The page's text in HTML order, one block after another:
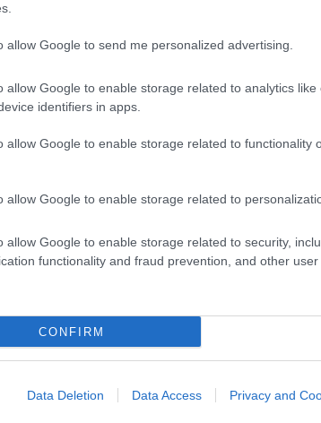
allow Google to send me personalized advertising.
allow Google to enable storage related to analytics like
identifiers in apps.
allow Google to enable storage related to functionality
allow Google to enable storage related to
allow Google to enable storage related to security,
functionality and fraud prevention, and other user
CONFIRM
Data Deletion Data Access Privacy and
venduto le loro riserve di Bitcoin per
i bilanci.
di redditività da mining di Bitcoin
i margini di guadagno non sono mai
comunque una attività redditizia
di Bitcoin e come ne influenza il prezzo?”
e il tasso di hash
Bitcoin (difficoltà di mining), cioè
2.016 blocchi (all’incirca ogni due
dei minatori.